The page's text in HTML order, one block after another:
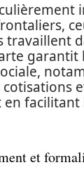
travaillent
garantit
cotisations
facilitant
et